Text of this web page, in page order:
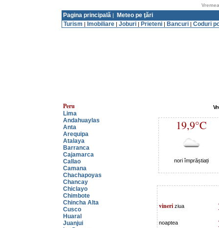
Pagina principală |
Meteo pe ţări
Turism | Imobiliare | Joburi | Prieteni | Bancuri | Coduri
Peru
Lima
Andahuaylas
Anta
Arequipa
Atalaya
Barranca
Cajamarca
Callao
Camana
Chachapoyas
Chancay
Chiclayo
Chimbote
Chincha Alta
Cusco
Huaral
Juanjui
19,9°C
nori împrăștiați
vineri ziua
noaptea